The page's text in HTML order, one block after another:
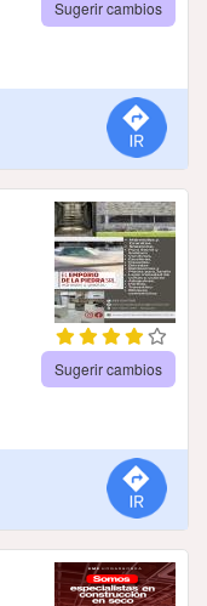
Sugerir cambios
Sugerir cambios